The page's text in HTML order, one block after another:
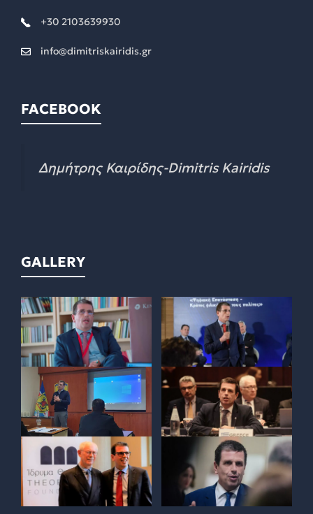
+30 2103639930
info@dimitriskairidis.gr
FACEBOOK
Δημήτρης Καιρίδης-Dimitris Kairidis
GALLERY